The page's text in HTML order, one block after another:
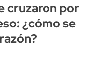
cruzaron por
¿cómo se